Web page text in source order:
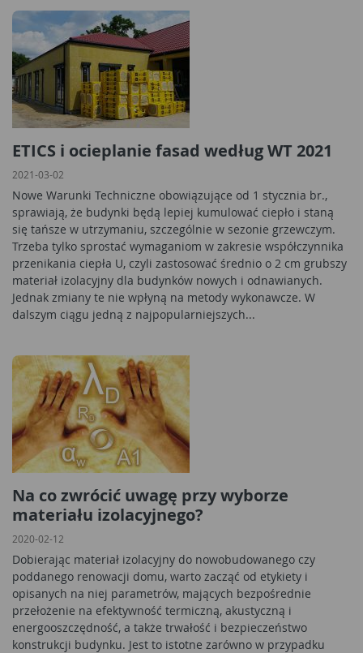
ETICS i ocieplanie fasad według WT 2021
2021-03-02
Nowe Warunki Techniczne obowiązujące od 1 stycznia br.,
sprawiają, że budynki będą lepiej kumulować ciepło i staną
się tańsze w utrzymaniu, szczególnie w sezonie grzewczym.
Trzeba tylko sprostać wymaganiom w zakresie współczynnika
przenikania ciepła U, czyli zastosować średnio o 2 cm grubszy
materiał izolacyjny dla budynków nowych i odnawianych.
Jednak zmiany te nie wpłyną na metody wykonawcze. W
dalszym ciągu jedną z najpopularniejszych...
Na co zwrócić uwagę przy wyborze
materiału izolacyjnego?
2020-02-12
Dobierając materiał izolacyjny do nowobudowanego czy
poddanego renowacji domu, warto zacząć od etykiety i
opisanych na niej parametrów, mających bezpośrednie
przełożenie na efektywność termiczną, akustyczną i
energooszczędność, a także trwałość i bezpieczeństwo
konstrukcji budynku. Jest to istotne zarówno w przypadku